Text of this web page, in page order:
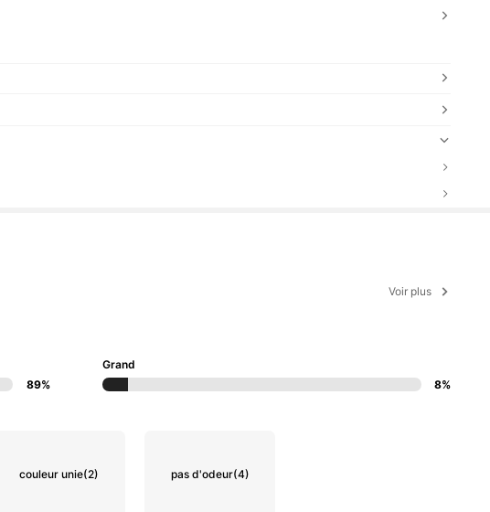
Voir plus
89%
Grand
8%
couleur unie(2) pas d'odeur(4)